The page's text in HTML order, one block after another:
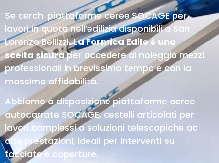
Se cerchi piattaforme aeree SOCAGE per
lavori in quota nell’edilizia disponibili a San
Lorenzo Bellizzi,La Formica Edile è una
scelta sicuraper accedere al noleggio mezzi
professionali in brevissimo tempo e con la
massima affidabilità.
Abbiamo a disposizione piattaforme aeree
autocarrate SOCAGE, cestelli articolati per
lavori complessi o soluzioni telescopiche ad
alte prestazioni, ideali per interventi su
facciate e coperture.